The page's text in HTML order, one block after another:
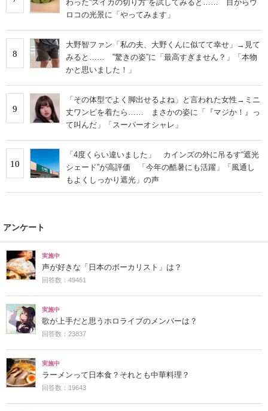
わった“スイカの切り方”を試してみると…… 目からウ
ロコの光景に「やってみます」
8
大野智ファン「私の夫、大野くんに似てて幸せ」→見て
みると…… ‟驚きの姿”に「最高すぎません？」「本物
かと思いました！」
9
「その体型でよく脚出せるよね」と言われた女性→ミニ
丈ワンピを着たら…… まさかの姿に「『マジか！』っ
て叫んだ」「スーパーオシャレ」
10
「4度くらい違いました」 カインズの外に吊るす“遮光
シェード”が高評価 「今年の酷暑にも活躍」「風通し
もよくしっかり遮光」の声
アンケート
実施中
声が好きな「日本のボーカリスト」は？
回答数：49461
実施中
歌が上手だと思うホロライブのメンバーは？
回答数：23837
実施中
ラーメンって日本食？それとも中華料理？
回答数：19643